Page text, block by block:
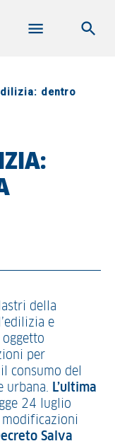
dentro
della
e
per
consumo del
urbana. L’ultima
24 luglio
Salva